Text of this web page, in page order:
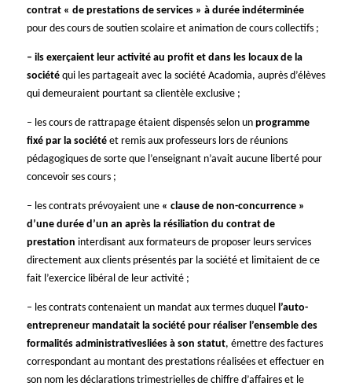
contrat « de prestations de services » à durée indéterminée
pour des cours de soutien scolaire et animation de cours collectifs ;
– ils exerçaient leur activité au profit et dans les locaux de la
sociétéqui les partageait avec la société Acadomia, auprès d’élèves
qui demeuraient pourtant sa clientèle exclusive ;
– les cours de rattrapage étaient dispensés selon un programme
fixé par la sociétéet remis aux professeurs lors de réunions
pédagogiques de sorte que l’enseignant n’avait aucune liberté pour
concevoir ses cours ;
– les contrats prévoyaient une « clause de non-concurrence »
d’une durée d’un an après la résiliation du contrat de
prestation interdisant aux formateurs de proposer leurs services
directement aux clients présentés par la société et limitaient de ce
fait l’exercice libéral de leur activité ;
– les contrats contenaient un mandat aux termes duquel
l’auto-
entrepreneur mandatait la société pour réaliser l’ensemble des
formalités administrativesliées à son statut, émettre des factures
correspondant au montant des prestations réalisées et effectuer en
son nom les déclarations trimestrielles de chiffre d’affaires et le